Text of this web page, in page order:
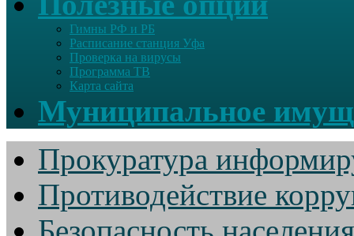
Гимны РФ и РБ
Расписание станция Уфа
Проверка на вирусы
Программа ТВ
Карта сайта
Муниципальное
Прокуратура
Противодействие